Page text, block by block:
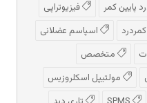
پایین کمر
فیزیوتراپی
کمردرد
اسپاسم عضلانی
متخصص
مولتیپل اسکلروزیس